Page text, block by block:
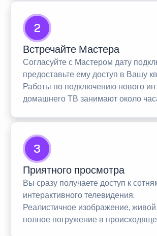
2
Встречайте Мастера
Согласуйте с Мастером дату
предоставьте ему доступ в Вашу
Работы по подключению нового
домашнего ТВ занимают около
3
Приятного просмотра
Вы сразу получаете доступ к
интерактивного телевидения.
Реалистичное изображение, живой
полное погружение в